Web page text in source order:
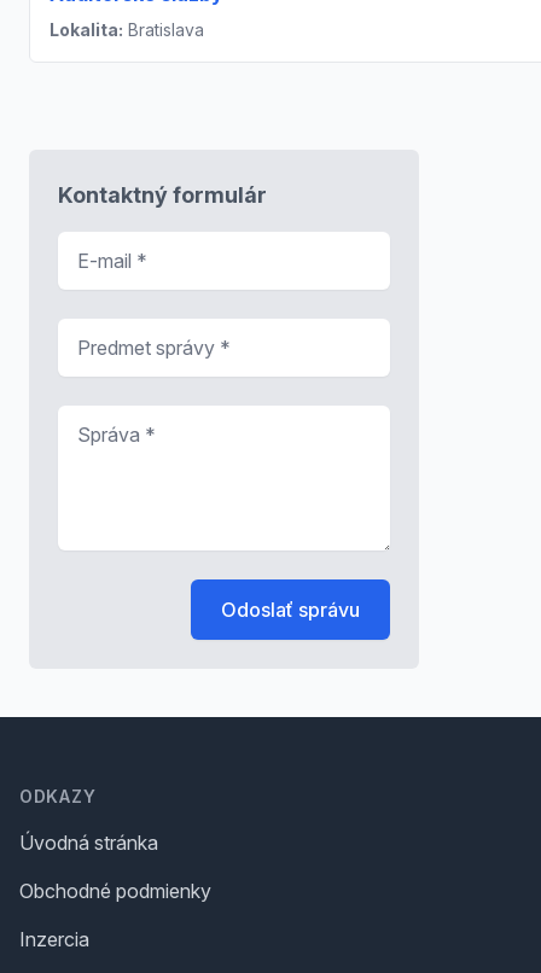
Lokalita: Bratislava
Kontaktný formulár
Odoslať správu
ODKAZY
Úvodná stránka
Obchodné podmienky
Inzercia